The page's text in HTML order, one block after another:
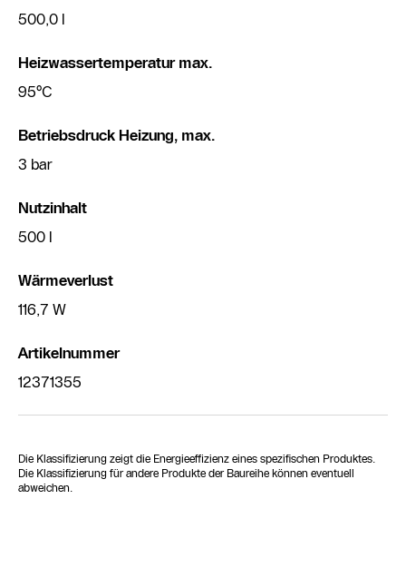
500,0 l
Heizwassertemperatur max.
95°C
Betriebsdruck Heizung, max.
3 bar
Nutzinhalt
500 l
Wärmeverlust
116,7 W
Artikelnummer
12371355
Die Klassifizierung zeigt die Energieeffizienz eines spezifischen Produktes.
Die Klassifizierung für andere Produkte der Baureihe können eventuell
abweichen.